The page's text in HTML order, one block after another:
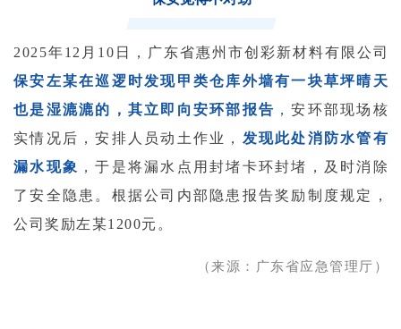
2025年12月10日，广东省惠州市创彩新材料有限公司
保安左某在巡逻时发现甲类仓库外墙有一块草坪晴天
也是湿漉漉的，其立即向安环部报告 ，安环部现场核
实情况后，安排人员动土作业， 发现此处消防水管有
漏水现象 ，于是将漏水点用封堵卡环封堵，及时消除
了安全隐患。根据公司内部隐患报告奖励制度规定，
公司奖励左某1200元。
（来源：广东省应急管理厅）